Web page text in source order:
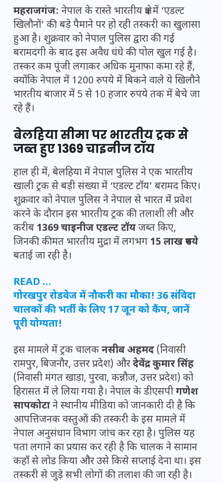
महराजगंज: नेपाल के रास्ते भारतीय क्षेत्र में ‘एडल्ट
खिलौनों’ की बड़े पैमाने पर हो रही तस्करी का खुलासा
हुआ है। शुक्रवार को नेपाल पुलिस द्वारा की गई
बरामदगी के बाद इस अवैध धंधे की पोल खुल गई है।
तस्कर कम पूंजी लगाकर अधिक मुनाफा कमा रहे हैं,
क्योंकि नेपाल में 1200 रुपये में बिकने वाले ये खिलौने
भारतीय बाजार में 5 से 10 हजार रुपये तक में बेचे जा
रहे हैं।
बेलहिया सीमा पर भारतीय ट्रक से
जब्त हुए 1369 चाइनीज टॉय
हाल ही में, बेलहिया में नेपाल पुलिस ने एक भारतीय
खाली ट्रक से बड़ी संख्या में ‘एडल्ट टॉय’ बरामद किए।
शुक्रवार को नेपाल पुलिस ने नेपाल से भारत में प्रवेश
करने के दौरान इस भारतीय ट्रक की तलाशी ली और
करीब 1369 चाइनीज एडल्ट टॉयजब्त किए,
जिनकी कीमत भारतीय मुद्रा में लगभग 15 लाख रुपये
बताई जा रही है।
READ …
गोरखपुर रोडवेज में नौकरी का मौका! 36 संविदा
चालकों की भर्ती के लिए 17 जून को कैंप, जानें
पूरी योग्यता!
इस मामले में ट्रक चालकनसीब अहमद (निवासी
रामपुर, बिजनौर, उत्तर प्रदेश) औरदेवेंद्र कुमार सिंह
(निवासी मंगत खाड़ा, पुरवा, कन्नौज, उत्तर प्रदेश) को
हिरासत में ले लिया गया है। नेपाल के डीएसपीगणेश
सापकोटाने स्थानीय मीडिया को जानकारी दी है कि
आपत्तिजनक वस्तुओं की तस्करी के इस मामले में
नेपाल अनुसंधान विभाग जांच कर रहा है। पुलिस यह
पता लगाने का प्रयास कर रही है कि चालक ने सामान
कहाँ से लोड किया और उसे किसे सप्लाई देना था। इस
तस्करी से जुड़े सभी लोगों की तलाश की जा रही है।